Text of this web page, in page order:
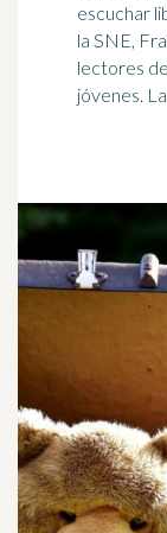
escuchar
la SNE,
lectores